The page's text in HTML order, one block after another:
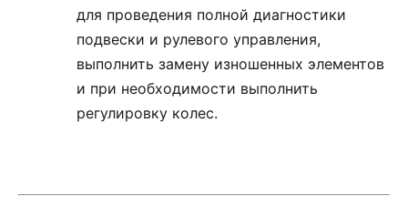
для проведения полной диагностики
подвески и рулевого управления,
выполнить замену изношенных элементов
и при необходимости выполнить
регулировку колес.